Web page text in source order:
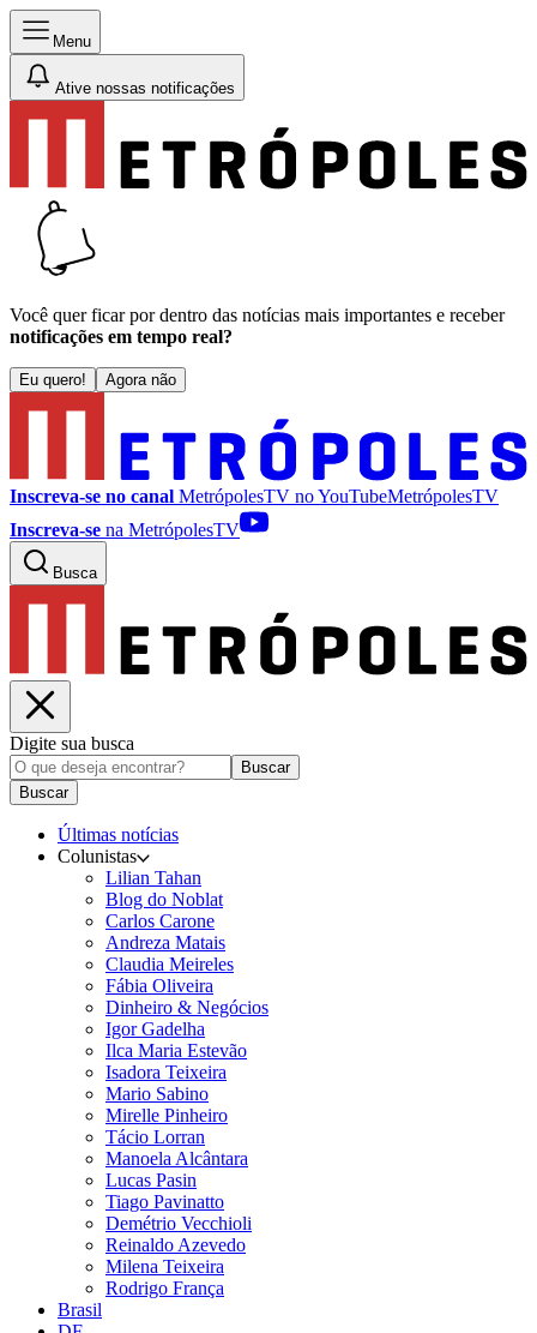
Menu
Ative nossas notificações
Você quer ficar por dentro das notícias mais importantes e receber
notificações em tempo real?
Eu quero! Agora não
Inscreva-se no canal MetrópolesTV noYouTubeMetrópolesTV
Inscreva-se na MetrópolesTV
Busca
Digite sua busca
Buscar
Buscar
Últimas notícias
Colunistas
Lilian Tahan
Blog do Noblat
Carlos Carone
Andreza Matais
Claudia Meireles
Fábia Oliveira
Dinheiro & Negócios
Igor Gadelha
Ilca Maria Estevão
Isadora Teixeira
Mario Sabino
Mirelle Pinheiro
Tácio Lorran
Manoela Alcântara
Lucas Pasin
Tiago Pavinatto
Demétrio Vecchioli
Reinaldo Azevedo
Milena Teixeira
Rodrigo França
Brasil